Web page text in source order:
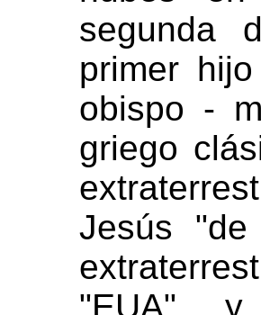
segunda
primer
obispo -
griego
Jesús
"EUA" y